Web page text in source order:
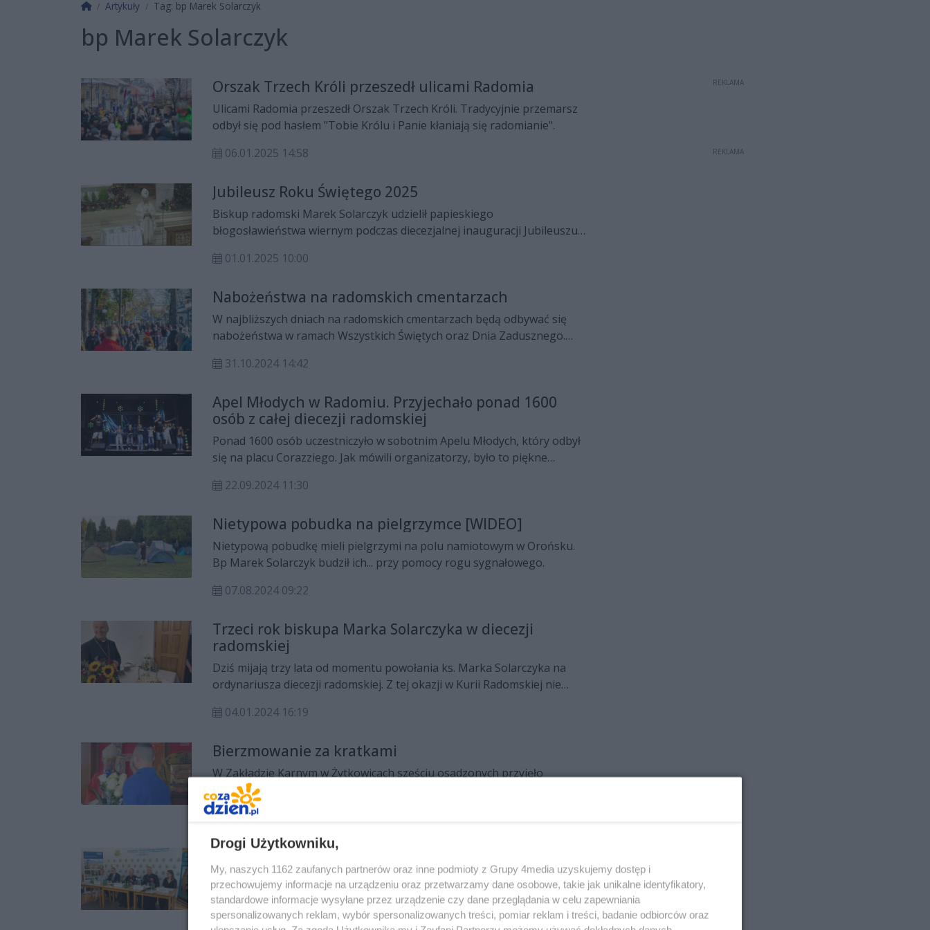
Strona główna
Artykuły Tag: bp Marek Solarczyk
bp Marek Solarczyk
Orszak Trzech Króli przeszedł ulicami Radomia
Ulicami Radomia przeszedł Orszak Trzech Króli. Tradycyjnie przemarsz
odbył się pod hasłem "Tobie Królu i Panie kłaniają się radomianie".
06.01.2025 14:58
Jubileusz Roku Świętego 2025
Biskup radomski Marek Solarczyk udzielił papieskiego
błogosławieństwa wiernym podczas diecezjalnej inauguracji Jubileuszu
Opieki NMP w Radomiu, w uroczystość Świętej Rodziny.
01.01.2025 10:00
Nabożeństwa na radomskich cmentarzach
W najbliższych dniach na radomskich cmentarzach będą odbywać się
nabożeństwa w ramach Wszystkich Świętych oraz Dnia Zadusznego.
31.10.2024 14:42
Apel Młodych w Radomiu. Przyjechało ponad 1600
osób z całej diecezji radomskiej
Ponad 1600 osób uczestniczyło w sobotnim Apelu Młodych, który odbył
się na placu Corazziego. Jak mówili organizatorzy, było to piękne
młodzież.
22.09.2024 11:30
Nietypowa pobudka na pielgrzymce [WIDEO]
Nietypową pobudkę mieli pielgrzymi na polu namiotowym w Orońsku.
Bp Marek Solarczyk budził ich... przy pomocy rogu sygnałowego.
07.08.2024 09:22
Trzeci rok biskupa Marka Solarczyka w diecezji
radomskiej
Dziś mijają trzy lata od momentu powołania ks. Marka Solarczyka na
ordynariusza diecezji radomskiej. Z tej okazji w Kurii Radomskiej nie
04.01.2024 16:19
Bierzmowanie za kratkami
W Zakładzie Karnym w Żytkowicach sześciu osadzonych przyjęło
sakrament bierzmowania.
18.11.2023 09:37
Stypendyści fundacji przyjechali do Radomia
700 stypendystów Fundacji Dzieło Nowego Tysiąclecia przebywa od 14
lipca br. na obozie integracyjno-formacyjnym w Radomiu.
19.07.2023 16:25
REKLAMA
REKLAMA
Drogi Użytkowniku,
My, naszych 1162 zaufanych partnerów oraz inne podmioty z Grupy 4media uzyskujemy dostęp i
przechowujemy informacje na urządzeniu oraz przetwarzamy dane osobowe, takie jak unikalne identyfikatory,
standardowe informacje wysyłane przez urządzenie czy dane przeglądania w celu zapewniania
spersonalizowanych reklam, wybór spersonalizowanych treści, pomiar reklam i treści, badanie odbiorców oraz